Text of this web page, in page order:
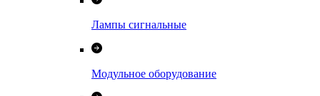
Лампы сигнальные
Модульное оборудование